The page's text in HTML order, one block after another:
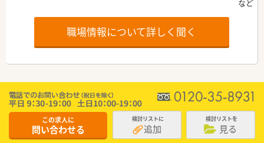
職場情報について詳しく聞く
この求人に
問い合わせる
検討リストに
追加
検討リストを
見る